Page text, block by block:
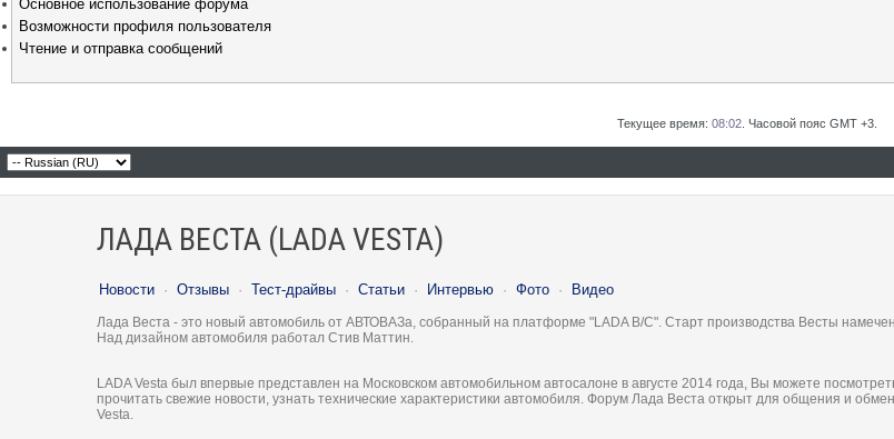
Основное использование форума
Возможности профиля пользователя
Чтение и отправка сообщений
Текущее время: 08:02 . Часовой пояс GMT +3.
ЛАДА ВЕСТА (LADA VESTA)
Новости · Отзывы · Тест-драйвы · Статьи · Интервью · Фото · Видео
Лада Веста - это новый автомобиль от АВТОВАЗа, собранный на платформе "LADA B/C". Старт производства Весты
Над дизайном автомобиля работал Стив Маттин.
LADA Vesta был впервые представлен на Московском автомобильном автосалоне в августе 2014 года, Вы можете
прочитать свежие новости, узнать технические характеристики автомобиля. Форум Лада Веста открыт для общения и
Vesta.